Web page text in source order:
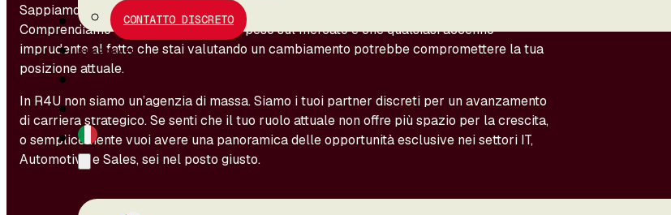
CONTATTO DISCRETO
CHI SIAMO
REFERENZE
Sappiamo che le persone del tuo livello non inviano i propri curricula sui portali di lavoro.
Comprendiamo che il tuo nome ha un peso sul mercato e che qualsiasi accenno
imprudente al fatto che stai valutando un cambiamento potrebbe compromettere la tua
posizione attuale.
In R4U non siamo un’agenzia di massa. Siamo i tuoi partner discreti per un avanzamento
di carriera strategico. Se senti che il tuo ruolo attuale non offre più spazio per la crescita,
o semplicemente vuoi avere una panoramica delle opportunità esclusive nei settori IT,
Automotive e Sales, sei nel posto giusto.